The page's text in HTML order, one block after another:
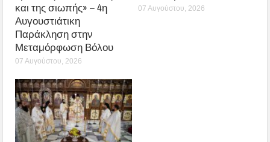
και της σιωπής» – 4η
Αυγουστιάτικη
Παράκληση στην
Μεταμόρφωση Βόλου
07 Αυγούστου, 2026
07 Αυγούστου, 2026